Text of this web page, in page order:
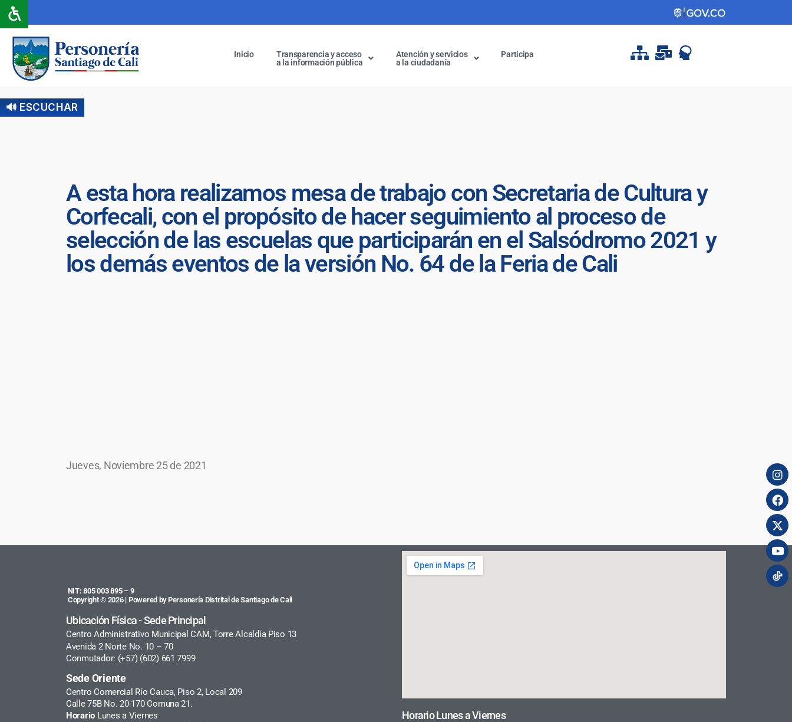
Inicio
Transparencia y acceso
a la información pública
Atención y servicios
a la ciudadanía
Participa
🔊 ESCUCHAR
A esta hora realizamos mesa de trabajo con Secretaria de Cultura y
Corfecali, con el propósito de hacer seguimiento al proceso de
selección de las escuelas que participarán en el Salsódromo 2021 y
los demás eventos de la versión No. 64 de la Feria de Cali
Jueves, Noviembre 25 de 2021
NIT: 805 003 895 – 9
Copyright © 2026 | Powered by Personería Distrital de Santiago de Cali
Ubicación Física - Sede Principal
Centro Administrativo Municipal CAM, Torre Alcaldía Piso 13
Avenida 2 Norte No. 10 – 70
Conmutador: (+57) (602) 661 7999
Sede Oriente
Centro Comercial Río Cauca, Piso 2, Local 209
Calle 75B No. 20-170 Comuna 21.
Horario Lunes a Viernes
Horario Lunes a Viernes